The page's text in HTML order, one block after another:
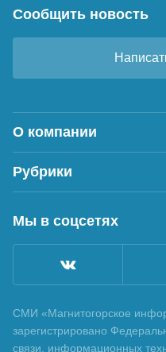
Сообщить новость
О компании
Рубрики
Мы в соцсетях
СМИ «Магнитогорское
зарегистрировано
связи, информационных